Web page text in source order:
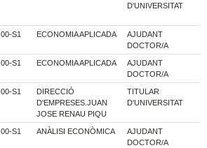
D'UNIVERSITAT
00-S1 ECONOMIA APLICADA
AJUDANT
DOCTOR/A
00-S1 ECONOMIA APLICADA
AJUDANT
DOCTOR/A
00-S1
DIRECCIÓ
D'EMPRESES.JUAN
JOSE RENAU PIQU
TITULAR
D'UNIVERSITAT
00-S1 ANÀLISI ECONÒMICA
AJUDANT
DOCTOR/A